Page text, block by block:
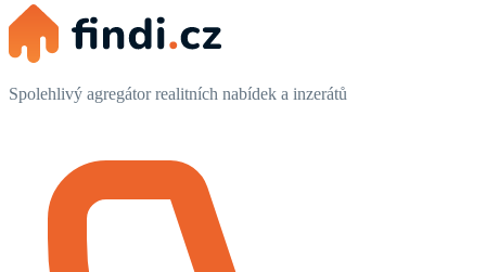
Spolehlivý agregátor realitních nabídek a inzerátů